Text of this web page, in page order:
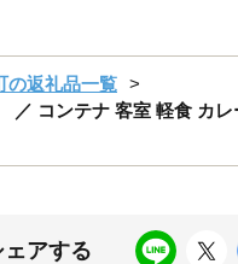
の返礼品一覧
コンテナ 客室 軽食 カ
アする